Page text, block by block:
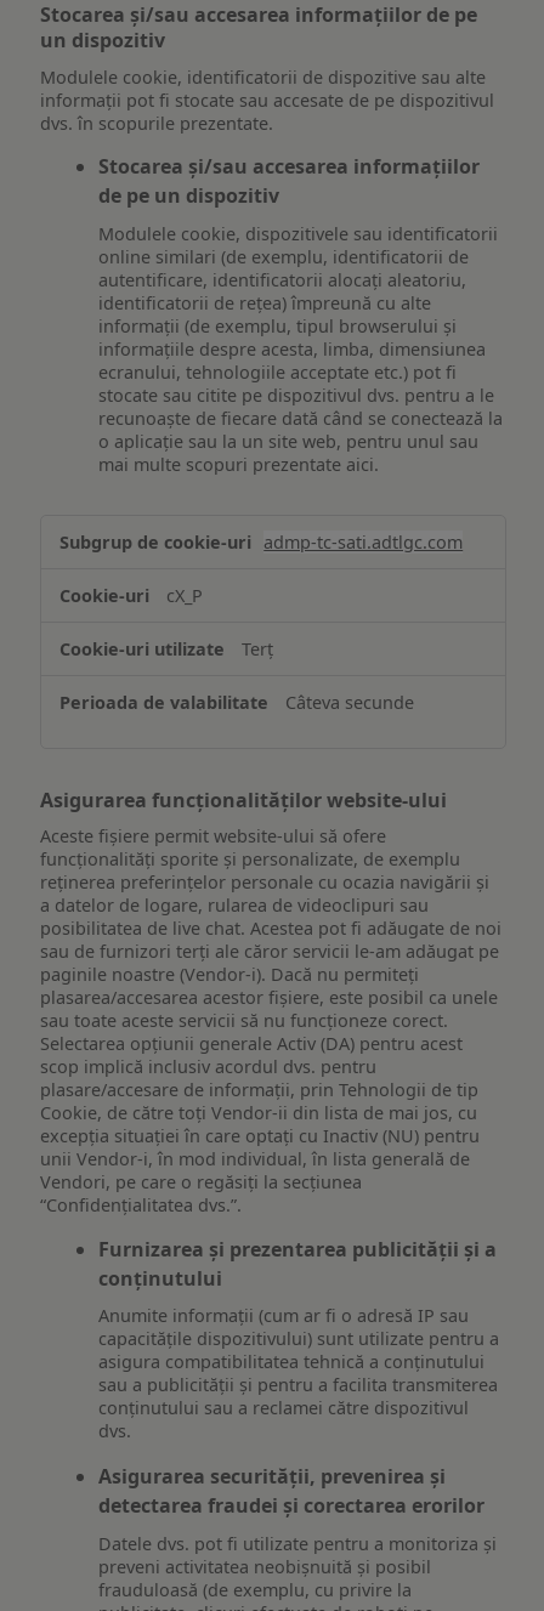
Stocarea și/sau accesarea informațiilor de pe
un dispozitiv
Modulele cookie, identificatorii de dispozitive sau alte
informații pot fi stocate sau accesate de pe dispozitivul
dvs. în scopurile prezentate.
Stocarea și/sau accesarea informațiilor
de pe un dispozitiv
Modulele cookie, dispozitivele sau identificatorii
online similari (de exemplu, identificatorii de
autentificare, identificatorii alocați aleatoriu,
identificatorii de rețea) împreună cu alte
informații (de exemplu, tipul browserului și
informațiile despre acesta, limba, dimensiunea
ecranului, tehnologiile acceptate etc.) pot fi
stocate sau citite pe dispozitivul dvs. pentru a le
recunoaște de fiecare dată când se conectează la
o aplicație sau la un site web, pentru unul sau
mai multe scopuri prezentate aici.
și/sau
informațiilor
pe
dispozitiv
admp-tc-sati.adtlgc.com
cX_P
Terț
Câteva secunde
Asigurarea funcționalităților website-ului
Aceste fișiere permit website-ului să ofere
funcționalități sporite și personalizate, de exemplu
reţinerea preferinţelor personale cu ocazia navigării și
a datelor de logare, rularea de videoclipuri sau
posibilitatea de live chat. Acestea pot fi adăugate de noi
sau de furnizori terți ale căror servicii le-am adăugat pe
paginile noastre (Vendor-i). Dacă nu permiteți
plasarea/accesarea acestor fișiere, este posibil ca unele
sau toate aceste servicii să nu funcționeze corect.
Selectarea opțiunii generale Activ (DA) pentru acest
scop implică inclusiv acordul dvs. pentru
plasare/accesare de informații, prin Tehnologii de tip
Cookie, de către toți Vendor-ii din lista de mai jos, cu
excepția situației în care optați cu Inactiv (NU) pentru
unii Vendor-i, în mod individual, în lista generală de
Vendori, pe care o regăsiți la secțiunea
“Confidențialitatea dvs.”.
Furnizarea și prezentarea publicității și a
conținutului
Anumite informații (cum ar fi o adresă IP sau
capacitățile dispozitivului) sunt utilizate pentru a
asigura compatibilitatea tehnică a conținutului
sau a publicității și pentru a facilita transmiterea
conținutului sau a reclamei către dispozitivul
dvs.
Asigurarea securității, prevenirea și
detectarea fraudei și corectarea erorilor
Datele dvs. pot fi utilizate pentru a monitoriza și
preveni activitatea neobișnuită și posibil
frauduloasă (de exemplu, cu privire la